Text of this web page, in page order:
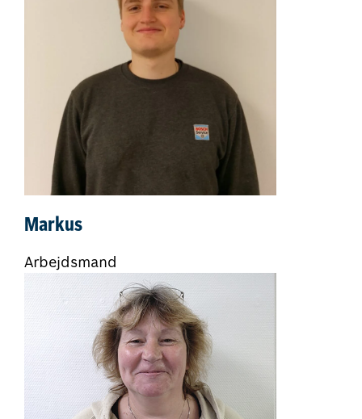
Markus
Arbejdsmand